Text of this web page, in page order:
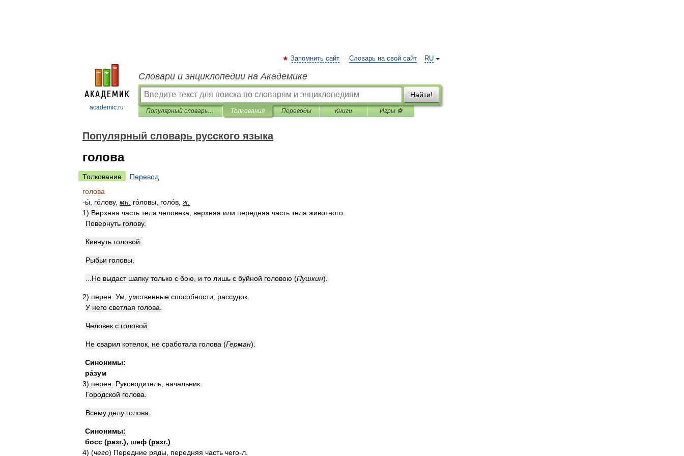
academic.ru
RU
Запомнить сайт Словарь на свой сайт
Словари и энциклопедии на Академике
Найти!
Популярный словарь русского языка Толкования Переводы Книги Игры ⚽
Популярный словарь русского языка
голова
Толкование
Перевод
голова
-ы́ го́лову, мн го́ловы голо́в ж
1) Верхняя часть тела человека; верхняя или передняя часть тела животного
Повернуть голову.
Кивнуть головой
Рыбьи головы
Но выдаст шапку только с бою и то лишь с буйной головою (Пушкин)
2) перен Ум умственные способности рассудок
У него светлая голова
Человек с головой
Не сварил котелок не сработала голова (Герман)
Синонимы:
ра́зум
3) перен Руководитель начальник
Городской голова
Всему делу голова
Синонимы:
босс (разг.), шеф (разг.)
4) (чего) Передние ряды передняя часть чего-л